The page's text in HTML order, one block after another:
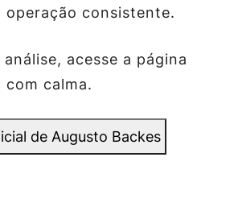
operação consistente.
acesse a página
calma.
de Augusto Backes